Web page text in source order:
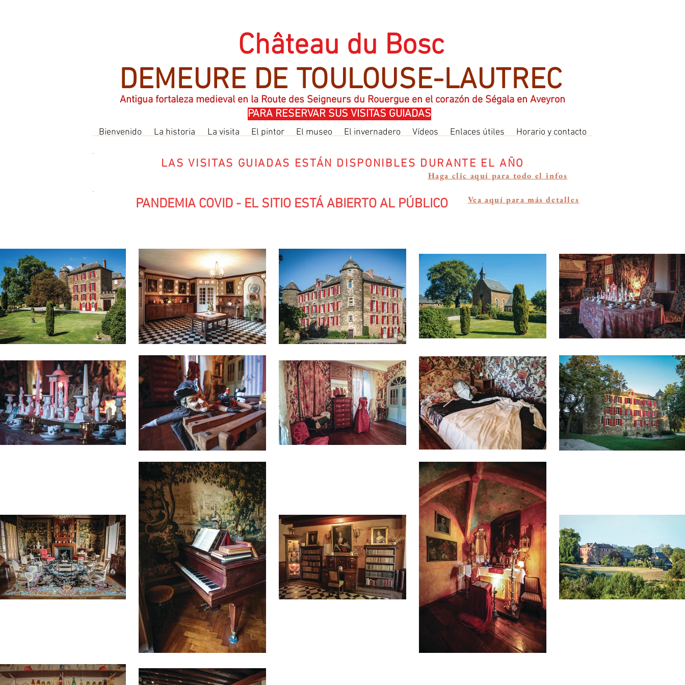
Château du Bosc
DEMEURE DE TOULOUSE-LAUTREC
Antigua fortaleza medieval en la Route des Seigneurs du Rouergue en el corazón de Ségala en Aveyron
PARA RESERVAR SUS VISITAS GUIADAS
Bienvenido La historia La visita El pintor El museo El invernadero Vídeos Enlaces útiles Horario y contacto
LAS VISITAS GUIADAS ESTÁN DISPONIBLES DURANTE EL AÑO
Haga clic aquí para todo el infos
Vea aquí para más detalles
PANDEMIA COVID - EL SITIO ESTÁ ABIERTO AL PÚBLICO